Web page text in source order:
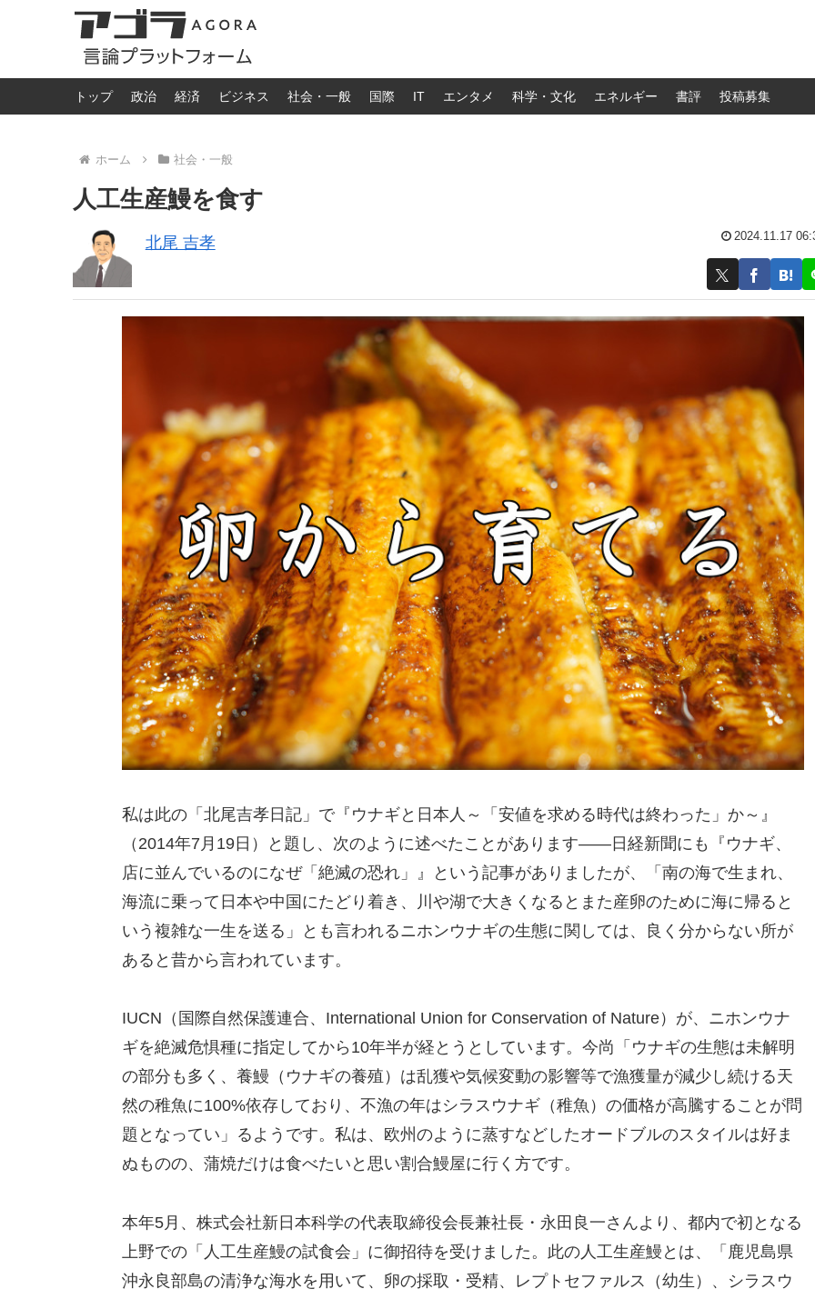
トップ 政治 経済 ビジネス 社会・一般 国際 IT エンタメ 科学・文化 エネルギー 書評 投稿募集
ホーム 社会・一般
人工生産鰻を食す
北尾 吉孝 2024.11.17
私は此の「北尾吉孝日記」で『ウナギと日本人～「安値を求める時代は終わった」か～』
（2014年7月19日）と題し、次のように述べたことがあります――日経新聞にも『ウナギ、
店に並んでいるのになぜ「絶滅の恐れ」』という記事がありましたが、「南の海で生まれ、
海流に乗って日本や中国にたどり着き、川や湖で大きくなるとまた産卵のために海に帰ると
いう複雑な一生を送る」とも言われるニホンウナギの生態に関しては、良く分からない所が
あると昔から言われています。
IUCN（国際自然保護連合、International Union for Conservation of Nature）が、ニホンウナ
ギを絶滅危惧種に指定してから10年半が経とうとしています。今尚「ウナギの生態は未解明
の部分も多く、養鰻（ウナギの養殖）は乱獲や気候変動の影響等で漁獲量が減少し続ける天
然の稚魚に100%依存しており、不漁の年はシラスウナギ（稚魚）の価格が高騰することが問
題となってい」るようです。私は、欧州のように蒸すなどしたオードブルのスタイルは好ま
ぬものの、蒲焼だけは食べたいと思い割合鰻屋に行く方です。
本年5月、株式会社新日本科学の代表取締役会長兼社長・永田良一さんより、都内で初となる
上野での「人工生産鰻の試食会」に御招待を受けました。此の人工生産鰻とは、「鹿児島県
沖永良部島の清浄な海水を用いて、卵の採取・受精、レプトセファルス（幼生）、シラスウ